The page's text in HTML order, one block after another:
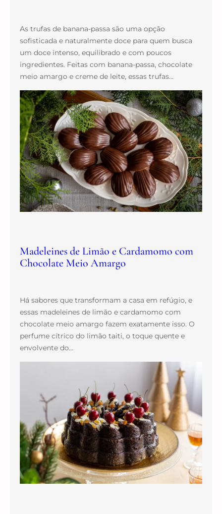
As trufas de banana-passa são uma opção
sofisticada e naturalmente doce para quem busca
um doce intenso, equilibrado e com poucos
ingredientes. Feitas com banana-passa, chocolate
meio amargo e creme de leite, essas trufas…
Madeleines de Limão e Cardamomo com
Chocolate Meio Amargo
Há sabores que transformam a casa em refúgio, e
essas madeleines de limão e cardamomo com
chocolate meio amargo fazem exatamente isso. O
perfume cítrico do limão taiti, o toque quente e
envolvente do…